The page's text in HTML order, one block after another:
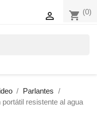
shopping_cart (0)

Parlantes
resistente al agua